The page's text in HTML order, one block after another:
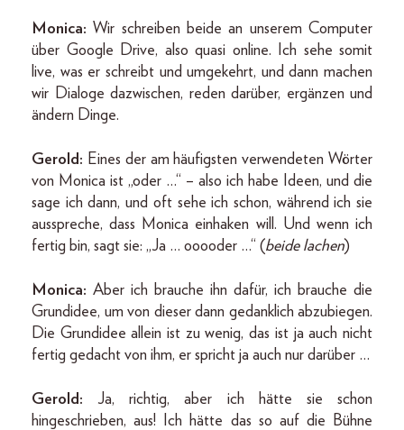
Monica: Wir schreiben beide an unserem Computer
über Google Drive, also quasi online. Ich sehe somit
live, was er schreibt und umgekehrt, und dann machen
wir Dialoge dazwischen, reden darüber, ergänzen und
ändern Dinge.
Gerold: Eines der am häufigsten verwendeten Wörter
von Monica ist „oder …“ – also ich habe Ideen, und die
sage ich dann, und oft sehe ich schon, während ich sie
ausspreche, dass Monica einhaken will. Und wenn ich
fertig bin, sagt sie: „Ja … ooooder …“ (beide lachen)
Monica: Aber ich brauche ihn dafür, ich brauche die
Grundidee, um von dieser dann gedanklich abzubiegen.
Die Grundidee allein ist zu wenig, das ist ja auch nicht
fertig gedacht von ihm, er spricht ja auch nur darüber …
Gerold: Ja, richtig, aber ich hätte sie schon
hingeschrieben, aus! Ich hätte das so auf die Bühne